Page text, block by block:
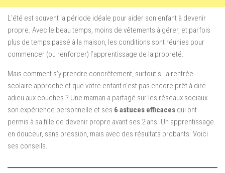
L’été est souvent la période idéale pour aider son enfant à devenir
propre. Avec le beau temps, moins de vêtements à gérer, et parfois
plus de temps passé à la maison, les conditions sont réunies pour
commencer (ou renforcer) l’apprentissage de la propreté.
Mais comment s’y prendre concrètement, surtout si la rentrée
scolaire approche et que votre enfant n’est pas encore prêt à dire
adieu aux couches ? Une maman a partagé sur les réseaux sociaux
son expérience personnelle et ses 6 astuces efficaces qui ont
permis à sa fille de devenir propre avant ses 2 ans. Un apprentissage
en douceur, sans pression, mais avec des résultats probants. Voici
ses conseils.